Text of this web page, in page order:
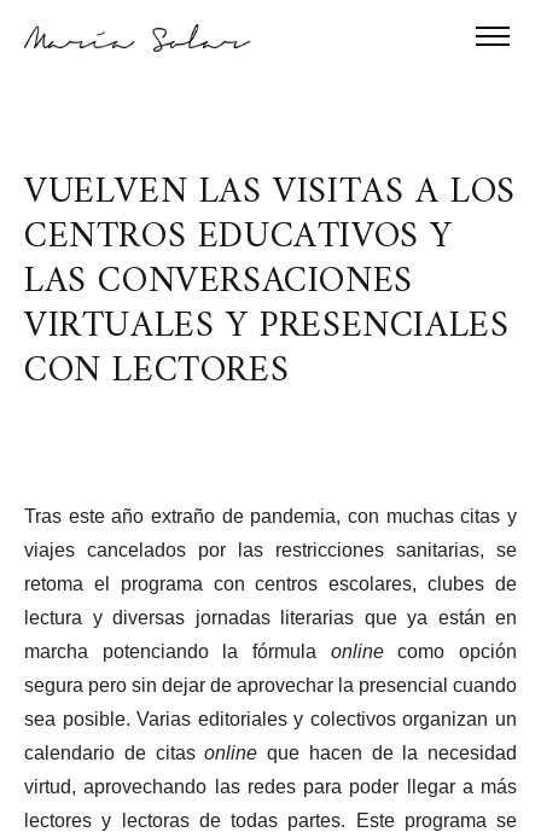
VUELVEN LAS VISITAS A LOS
CENTROS EDUCATIVOS Y
LAS CONVERSACIONES
VIRTUALES Y PRESENCIALES
CON LECTORES
Tras este año extraño de pandemia, con muchas citas y
viajes cancelados por las restricciones sanitarias, se
retoma el programa con centros escolares, clubes de
lectura y diversas jornadas literarias que ya están en
marcha potenciando la fórmula onlinecomo opción
segura pero sin dejar de aprovechar la presencial cuando
sea posible. Varias editoriales y colectivos organizan un
calendario de citasonline que hacen de la necesidad
virtud, aprovechando las redes para poder llegar a más
lectores y lectoras de todas partes. Este programa se